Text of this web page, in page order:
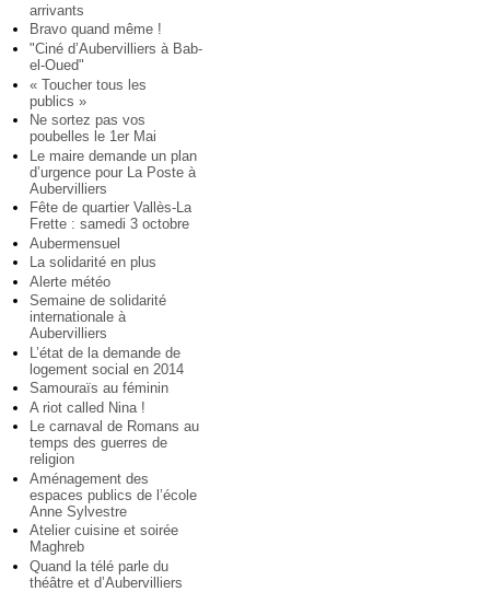
arrivants
Bravo quand même !
"Ciné d’Aubervilliers à Bab-
el-Oued"
« Toucher tous les
publics »
Ne sortez pas vos
poubelles le 1er Mai
Le maire demande un plan
d’urgence pour La Poste à
Aubervilliers
Fête de quartier Vallès-La
Frette : samedi 3 octobre
Aubermensuel
La solidarité en plus
Alerte météo
Semaine de solidarité
internationale à
Aubervilliers
L’état de la demande de
logement social en 2014
Samouraïs au féminin
A riot called Nina !
Le carnaval de Romans au
temps des guerres de
religion
Aménagement des
espaces publics de l’école
Anne Sylvestre
Atelier cuisine et soirée
Maghreb
Quand la télé parle du
théâtre et d’Aubervilliers